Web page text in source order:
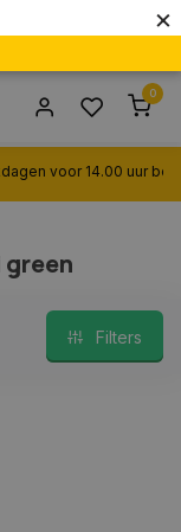
×
0
voor 14.00 uur
Filters